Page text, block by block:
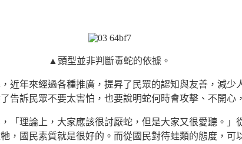
▲頭型並非判斷毒蛇的依據。
近年來經過各種推廣，提昇了民眾的認知與友善，減
告訴民眾不要太害怕，也要說明蛇何時會攻擊、不開心
「理論上，大家應該很討厭蛇，但是大家又很愛聽。」
，國民素質就是很好的。而從國民對待蛙類的態度，